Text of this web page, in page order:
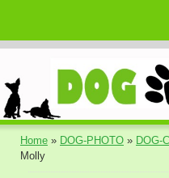
Home » DOG-PHOTO » DOG-
Molly